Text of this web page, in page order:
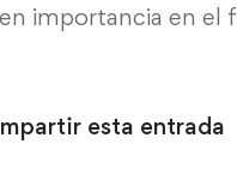
importancia en el
esta entrada